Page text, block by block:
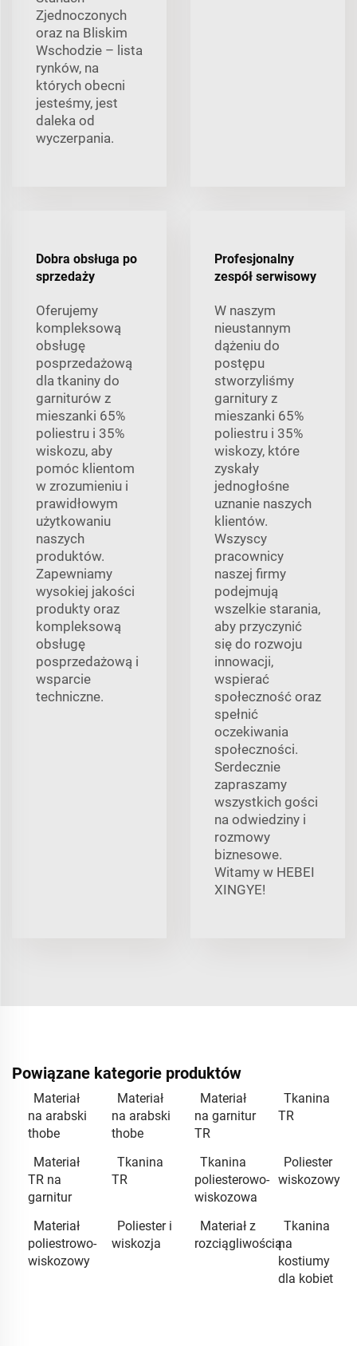
Zjednoczonych
oraz na Bliskim
Wschodzie – lista
rynków, na
których obecni
jesteśmy, jest
daleka od
wyczerpania.
Dobra obsługa po
sprzedaży
Oferujemy
kompleksową
obsługę
posprzedażową
dla tkaniny do
garniturów z
mieszanki 65%
poliestru i 35%
wiskozu, aby
pomóc klientom
w zrozumieniu i
prawidłowym
użytkowaniu
naszych
produktów.
Zapewniamy
wysokiej jakości
produkty oraz
kompleksową
obsługę
posprzedażową i
wsparcie
techniczne.
Profesjonalny
zespół serwisowy
W naszym
nieustannym
dążeniu do
postępu
stworzyliśmy
garnitury z
mieszanki 65%
poliestru i 35%
wiskozy, które
zyskały
jednogłośne
uznanie naszych
klientów.
Wszyscy
pracownicy
naszej firmy
podejmują
wszelkie starania,
aby przyczynić
się do rozwoju
innowacji,
wspierać
społeczność oraz
spełnić
oczekiwania
społeczności.
Serdecznie
zapraszamy
wszystkich gości
na odwiedziny i
rozmowy
biznesowe.
Witamy w HEBEI
XINGYE!
Powiązane kategorie produktów
Materiał
na arabski
thobe
Materiał
na arabski
thobe
Materiał
na garnitur
TR
Tkanina
TR
Materiał
TR na
garnitur
Tkanina
TR
Tkanina
poliesterowo-
wiskozowa
Poliester
wiskozowy
Materiał
poliestrowo-
wiskozowy
Poliester i
wiskozja
Materiał z
rozciągliwością
Tkanina
na
kostiumy
dla kobiet